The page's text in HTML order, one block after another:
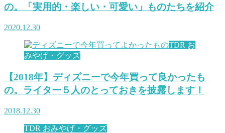
の。「実用的・楽しい・可愛い」ものたちを紹介
2020.12.30
TDR お
みやげ・グッズ
【2018年】ディズニーで今年買って良かったも
の。ライター５人のとっておきを披露します！
2018.12.30
TDR おみやげ・グッズ